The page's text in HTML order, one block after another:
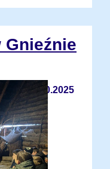
16.10.2025